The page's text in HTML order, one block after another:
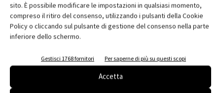
sito. È possibile modificare le impostazioni in qualsiasi momento,
compreso il ritiro del consenso, utilizzando i pulsanti della Cookie
Policy o cliccando sul pulsante di gestione del consenso nella parte
inferiore dello schermo.
Gestisci 1768 fornitori Per saperne di più su questi scopi
Accetta
Iscriviti alla newsletter